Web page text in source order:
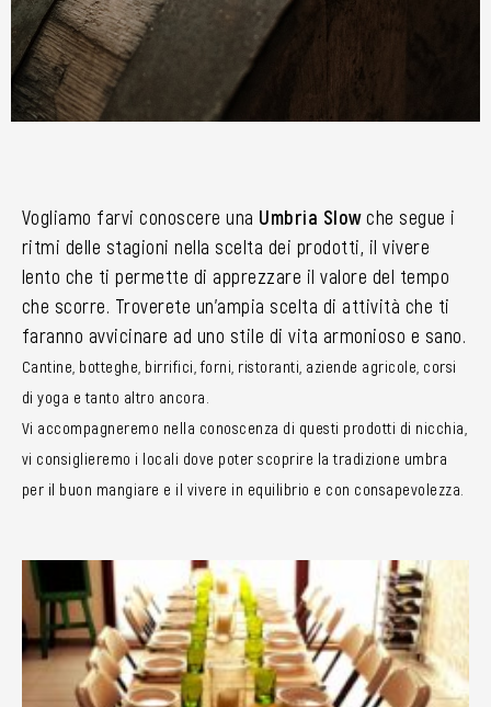
Vogliamo farvi conoscere una Umbria Slowche segue i
ritmi delle stagioni nella scelta dei prodotti, il vivere
lento che ti permette di apprezzare il valore del tempo
che scorre. Troverete un’ampia scelta di attività che ti
faranno avvicinare ad uno stile di vita armonioso e sano.
Cantine, botteghe, birrifici, forni, ristoranti, aziende agricole, corsi
di yoga e tanto altro ancora.
Vi accompagneremo nella conoscenza di questi prodotti di nicchia,
vi consiglieremo i locali dove poter scoprire la tradizione umbra
per il buon mangiare e il vivere in equilibrio e con consapevolezza.